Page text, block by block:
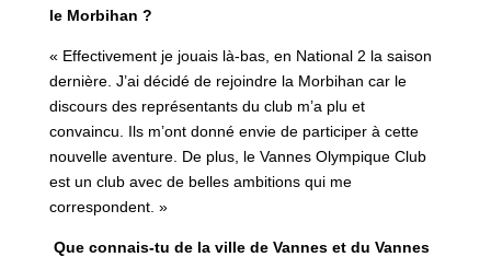
le Morbihan ?
« Effectivement je jouais là-bas, en National 2 la saison
dernière. J’ai décidé de rejoindre la Morbihan car le
discours des représentants du club m’a plu et
convaincu. Ils m’ont donné envie de participer à cette
nouvelle aventure. De plus, le Vannes Olympique Club
est un club avec de belles ambitions qui me
correspondent. »
Que connais-tu de la ville de Vannes et du Vannes